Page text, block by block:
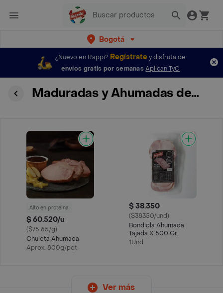
Bogotá
¿Nuevo en Rappi? Regístratey disfruta de
envíos gratis por semanas Aplican TyC
Maduradas y Ahumadas de Cerdo
Alto en proteina
$ 60.520/u
($75.65/g)
Chuleta Ahumada
Aprox. 800g/pqt
$ 38.350
($38350/und)
Bondiola Ahumada
Tajada X 500 Gr.
1Und
Ver más